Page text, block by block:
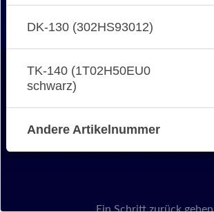
DK-130 (302HS93012)
TK-140 (1T02H50EU0
schwarz)
Andere Artikelnummer
Ein Schritt zurück gehen